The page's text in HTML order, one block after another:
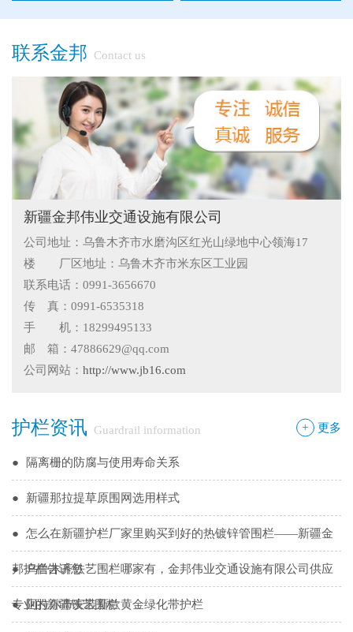
联系金邦 Contact us
新疆金邦伟业交通设施有限公司
公司地址：乌鲁木齐市水磨沟区红光山绿地中心领海17
楼 厂区地址：乌鲁木齐市米东区工业园
联系电话：0991-3656670
传 真：0991-6535318
手 机：18299495133
邮 箱：47886629@qq.com
公司网站： http://www.jb16.com
+ 更多
护栏资讯 Guardrail information
隔离栅的防腐与使用寿命关系
● 新疆那拉提草原围网选用样式
怎么在新疆护栏厂家里购买到好的热镀锌管围栏——新疆金
邦护栏告诉您
乌鲁木齐铁艺围栏哪家有，金邦伟业交通设施有限公司供应
专业的新疆铁艺围栏
阿拉尔市安装新款黄金绿化带护栏
护栏在我们生活中的作用
你不知道的候车厅安装注意事项
护栏网怎样做日常保养
● 候车亭规格型号小解
● 隔离栅的防腐与使用寿命关系
● 新疆那拉提草原围网选用样式
● 怎么在新疆护栏厂家里购买到好的热镀锌管围栏——新疆金
邦护栏告诉您
● 乌鲁木齐铁艺围栏哪家有，金邦伟业交通设施有限公司供应
专业的新疆铁艺围栏
● 阿拉尔市安装新款黄金绿化带护栏